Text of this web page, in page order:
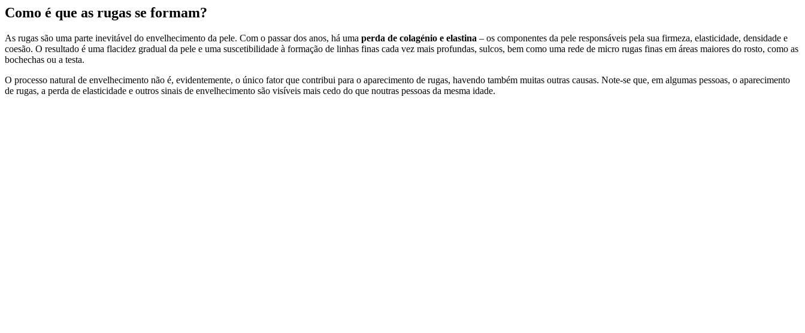
Como é que as rugas se formam?
As rugas são uma parte inevitável do envelhecimento da pele. Com o passar dos anos, há uma perda de colagénio e elastina – os componentes da pele responsáveis pela sua firmeza, elasticidade, densidade e
coesão. O resultado é uma flacidez gradual da pele e uma suscetibilidade à formação de linhas finas cada vez mais profundas, sulcos, bem como uma rede de micro rugas finas em áreas maiores do rosto, como as
bochechas ou a testa.
O processo natural de envelhecimento não é, evidentemente, o único fator que contribui para o aparecimento de rugas, havendo também muitas outras causas. Note-se que, em algumas pessoas, o aparecimento
de rugas, a perda de elasticidade e outros sinais de envelhecimento são visíveis mais cedo do que noutras pessoas da mesma idade.